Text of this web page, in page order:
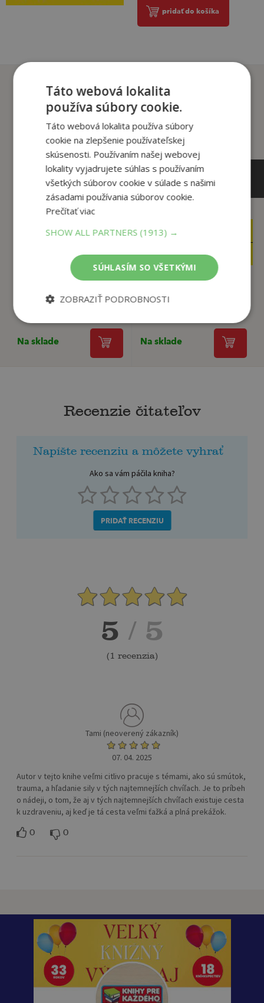
pridať do košíka
Zákazníci, ktorí si kúpili
tento titul si tiež kúpili
14,90€
3 €
Ľudské safari
Na sklade Na sklade
Recenzie čitateľov
Napíšte recenziu a môžete vyhrať
Ako sa vám páčila kniha?
PRIDAŤ RECENZIU
5 / 5
(1 recenzia)
Tami (neoverený zákazník)
07. 04. 2025
Autor v tejto knihe veľmi citlivo pracuje s témami, ako sú smútok,
trauma, a hľadanie sily v tých najtemnejších chvíľach. Je to príbeh
o nádeji, o tom, že aj v tých najtemnejších chvíľach existuje cesta
k uzdraveniu, aj keď je tá cesta veľmi ťažká a plná prekážok.
0 0
Táto webová lokalita
používa súbory cookie.
Táto webová lokalita používa súbory
cookie na zlepšenie používateľskej
skúsenosti. Používaním našej webovej
lokality vyjadrujete súhlas s používaním
všetkých súborov cookie v súlade s našimi
zásadami používania súborov cookie.
Prečítať viac
SHOW ALL PARTNERS (1913) →
SÚHLASÍM SO VŠETKÝMI
ZOBRAZIŤ PODROBNOSTI